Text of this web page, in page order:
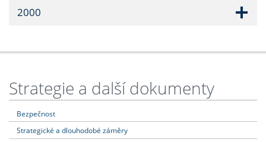
2000
Strategie a další dokumenty
Bezpečnost
Strategické a dlouhodobé záměry